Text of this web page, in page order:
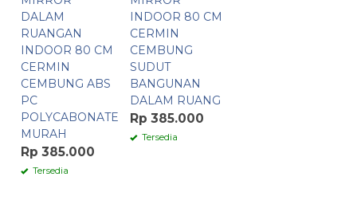
DALAM
RUANGAN
INDOOR 80 CM
CERMIN
CEMBUNG ABS
PC
POLYCABONATE
MURAH
Rp 385.000
Tersedia
INDOOR 80 CM
CERMIN
CEMBUNG
SUDUT
BANGUNAN
DALAM RUANG
Rp 385.000
Tersedia